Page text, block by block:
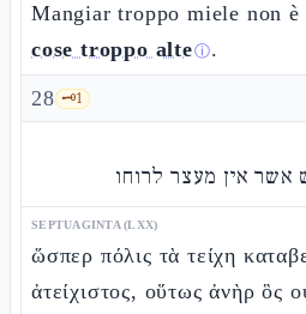
Mangiar troppo miele non è
cose troppo alteⓘ.
28 🗝️1
אשר אין מעצר לרוחו
SEPTUAGINTA (LXX)
ὥσπερ πόλις τὰ τείχη
ἀτείχιστος, οὕτως ἀνὴρ ὃς